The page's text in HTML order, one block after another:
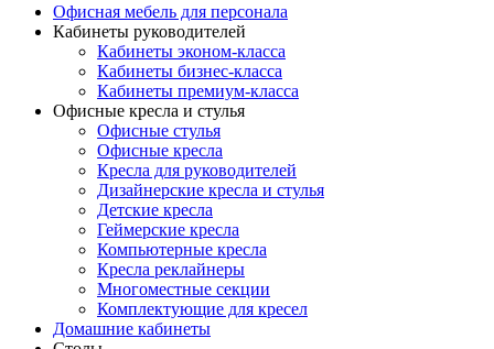
Офисная мебель для персонала
Кабинеты руководителей
Кабинеты эконом-класса
Кабинеты бизнес-класса
Кабинеты премиум-класса
Офисные кресла и стулья
Офисные стулья
Офисные кресла
Кресла для руководителей
Дизайнерские кресла и стулья
Детские кресла
Геймерские кресла
Компьютерные кресла
Кресла реклайнеры
Многоместные секции
Комплектующие для кресел
Домашние кабинеты